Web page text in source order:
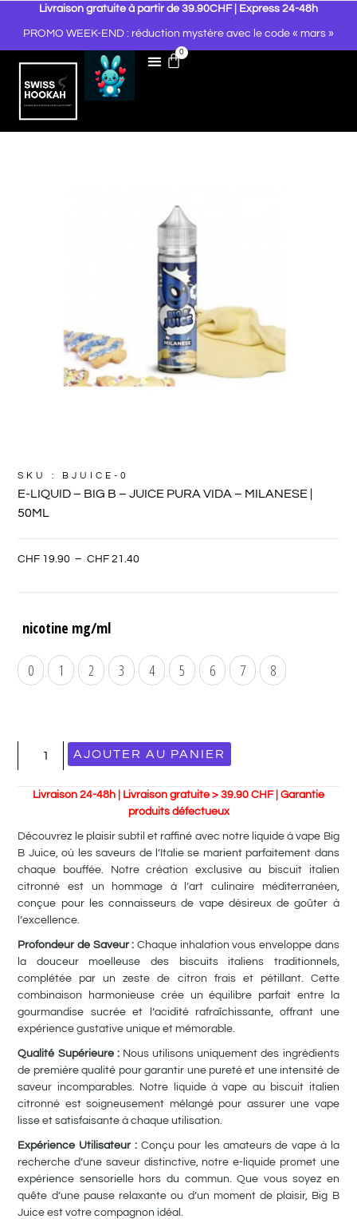
Livraison gratuite à partir de 39.90CHF | Express 24-48h
PROMO WEEK-END : réduction mystère avec le code « mars »
0
SKU : BJUICE-0
E-LIQUID – BIG B – JUICE PURA VIDA – MILANESE |
50ML
CHF 19.90 – CHF 21.40
nicotine mg/ml
0 1 2 3 4 5 6 7 8
AJOUTER AU PANIER
Livraison 24-48h | Livraison gratuite > 39.90 CHF | Garantie
produits défectueux
Découvrez le plaisir subtil et raffiné avec notre liquide à vape Big
B Juice, où les saveurs de l’Italie se marient parfaitement dans
chaque bouffée. Notre création exclusive au biscuit italien
citronné est un hommage à l’art culinaire méditerranéen,
conçue pour les connaisseurs de vape désireux de goûter à
l’excellence.
Profondeur de Saveur : Chaque inhalation vous enveloppe dans
la douceur moelleuse des biscuits italiens traditionnels,
complétée par un zeste de citron frais et pétillant. Cette
combinaison harmonieuse crée un équilibre parfait entre la
gourmandise sucrée et l’acidité rafraîchissante, offrant une
expérience gustative unique et mémorable.
Qualité Supérieure :Nous utilisons uniquement des ingrédients
de première qualité pour garantir une pureté et une intensité de
saveur incomparables. Notre liquide à vape au biscuit italien
citronné est soigneusement mélangé pour assurer une vape
lisse et satisfaisante à chaque utilisation.
Expérience Utilisateur :Conçu pour les amateurs de vape à la
recherche d’une saveur distinctive, notre e-liquide promet une
expérience sensorielle hors du commun. Que vous soyez en
quête d’une pause relaxante ou d’un moment de plaisir, Big B
Juice est votre compagnon idéal.